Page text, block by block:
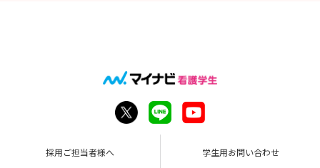
採用ご担当者様へ 学生用お問い合わせ